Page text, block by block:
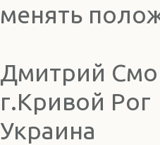
менять
Дмитрий
г.Кривой Рог
Украина